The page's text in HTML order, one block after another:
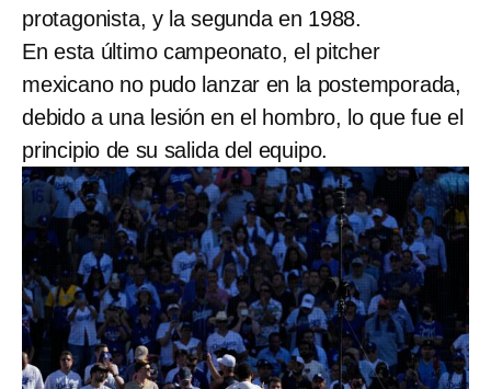
protagonista, y la segunda en 1988.
En esta último campeonato, el pitcher
mexicano no pudo lanzar en la postemporada,
debido a una lesión en el hombro, lo que fue el
principio de su salida del equipo.